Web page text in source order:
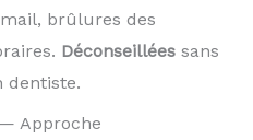
brûlures des
Déconseillées sans
dentiste.
Approche